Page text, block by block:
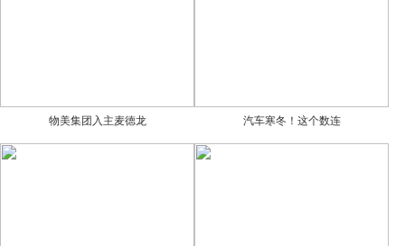
物美集团入主麦德龙 汽车寒冬！这个数连